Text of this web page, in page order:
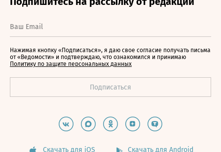
Нажимая кнопку «Подписаться», я даю свое согласие получать письма
от «Ведомости» и подтверждаю, что ознакомился и принимаю
Политику по защите персональных данных
Скачать для iOS Скачать для Android